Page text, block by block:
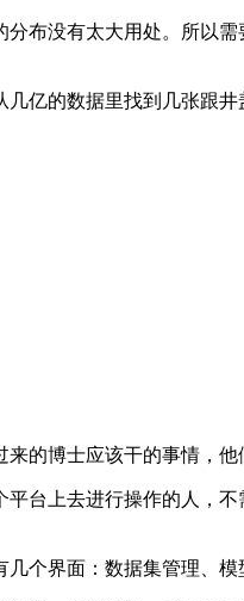
没有太大用处。所以
的数据里找到几张跟井
博士应该干的事情，他
上去进行操作的人，不
个界面：数据集管理、模